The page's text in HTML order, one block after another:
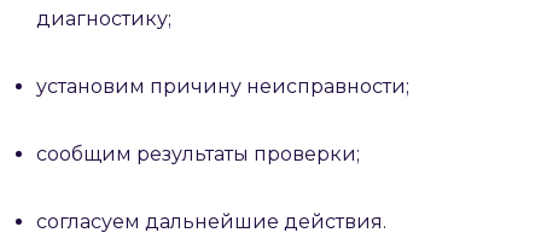
диагностику;
установим причину неисправности;
сообщим результаты проверки;
согласуем дальнейшие действия.